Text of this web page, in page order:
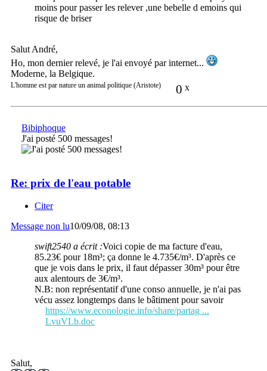
moins pour passer les relever ,une bebelle d emoins qui
risque de briser
Salut André,
Ho, mon dernier relevé, je l'ai envoyé par internet...
Moderne, la Belgique.
0 x
L'homme est par nature un animal politique (Aristote)
Bibiphoque
J'ai posté 500 messages!
Re: prix de l'eau potable
Citer
Message non lu10/09/08, 08:13
swift2540 a écrit :Voici copie de ma facture d'eau,
85.23€ pour 18m³; ça donne le 4.735€/m³. D'après ce
que je vois dans le prix, il faut dépasser 30m³ pour être
aux alentours de 3€/m³.
N.B: non représentatif d'une conso annuelle, je n'ai pas
vécu assez longtemps dans le bâtiment pour savoir
https://www.econologie.info/share/partag ...
LvuVLb.doc
Salut,